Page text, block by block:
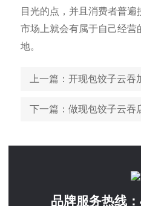
目光的点，并且消费者普
市场上就会有属于自己经营
地。
上一篇 ：开现包饺子云吞加
下一篇 ：做现包饺子云吞店生
品牌服务热线：